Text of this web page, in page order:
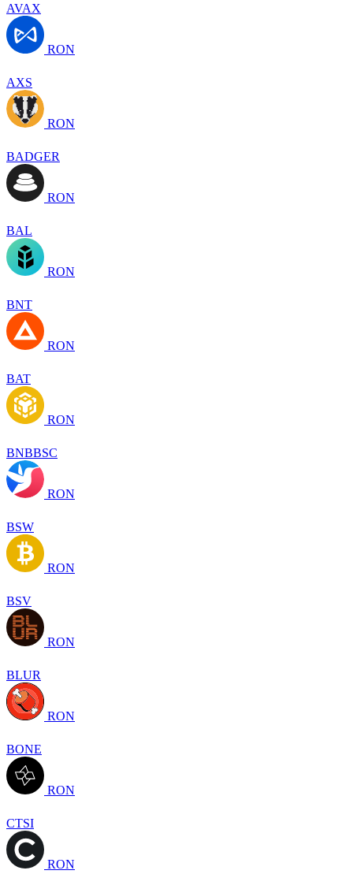
AVAX
RON
AXS
RON
BADGER
RON
BAL
RON
BNT
RON
BAT
RON
BNBBSC
RON
BSW
RON
BSV
RON
BLUR
RON
BONE
RON
CTSI
RON